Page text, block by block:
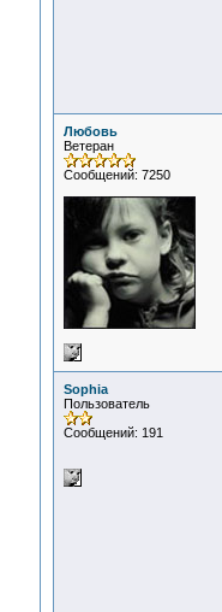
Любовь
Ветеран
Сообщений: 7250
Sophia
Пользователь
Сообщений: 191